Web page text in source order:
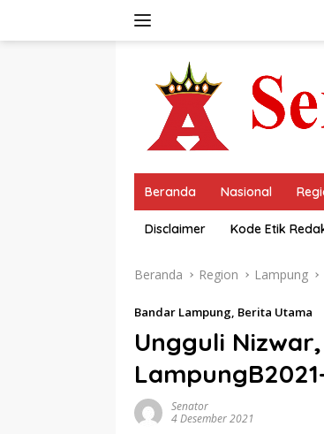
Beranda Nasional
Disclaimer Kode Etik
Beranda Region Lampung
Bandar Lampung, Berita Utama
Ungguli
Senator
4 Desember 2021